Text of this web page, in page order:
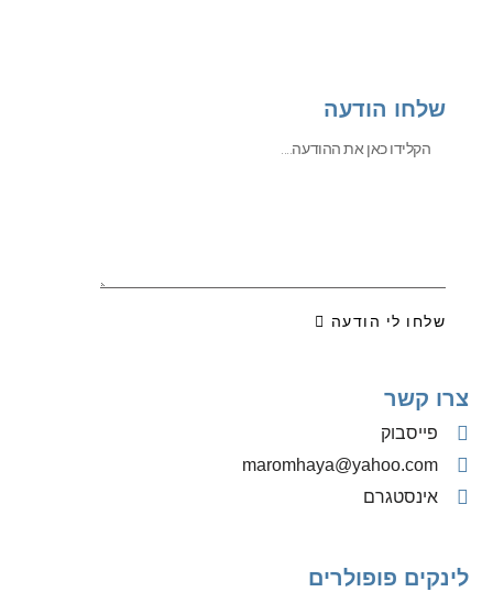
שלחו הודעה
שלחו לי הודעה
צרו קשר
פייסבוק
‫maromhaya@yahoo.com
אינסטגרם
לינקים פופולרים